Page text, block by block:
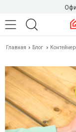
Главная Блог